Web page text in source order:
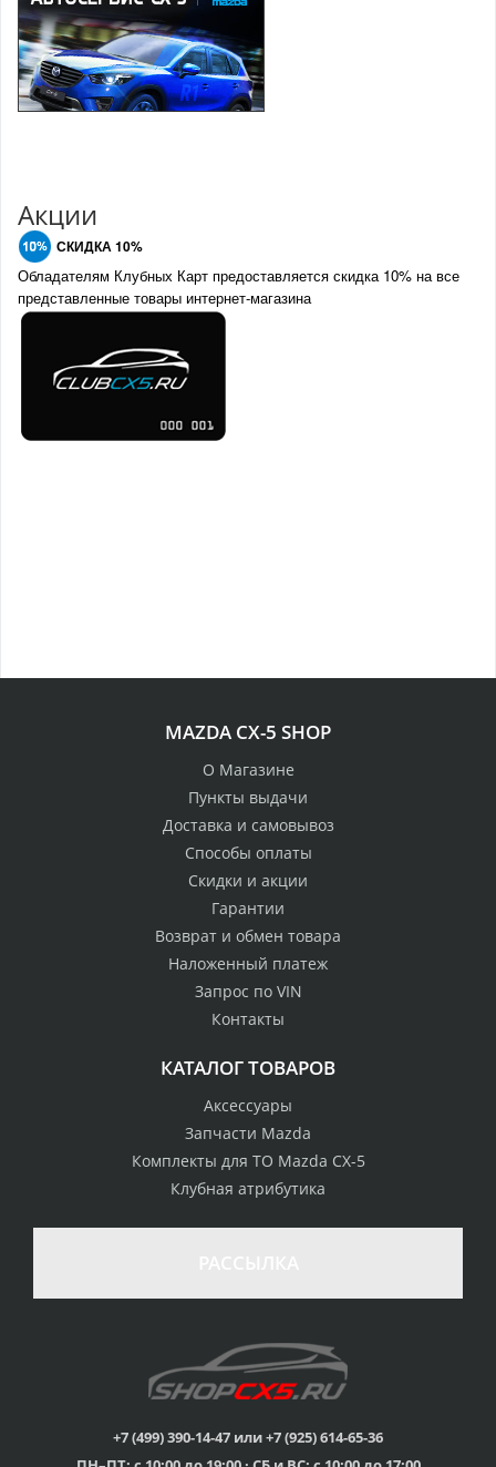
стоимости
товаром
Гарантия качества
Вы можете выбрать
наиболее удобный
для Вас
Профессиональная
консультация
мы знаем о Mazda CX-
Акции
СКИДКА 10%
Обладателям Клубных Карт предоставляется скидка 10% на все
представленные товары интернет-магазина
MAZDA CX-5 SHOP
О Магазине
Пункты выдачи
Доставка и самовывоз
Способы оплаты
Скидки и акции
Гарантии
Возврат и обмен товара
Наложенный платеж
Запрос по VIN
Контакты
КАТАЛОГ ТОВАРОВ
Аксессуары
Запчасти Mazda
Комплекты для ТО Mazda CX-5
Клубная атрибутика
+7 (499) 390-14-47 или +7 (925) 614-65-36